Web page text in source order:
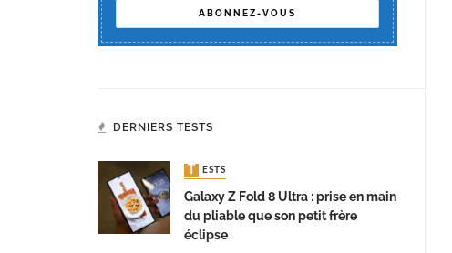
DERNIERS TESTS
TESTS
Galaxy Z Fold 8 Ultra : prise en main
du pliable que son petit frère
éclipse